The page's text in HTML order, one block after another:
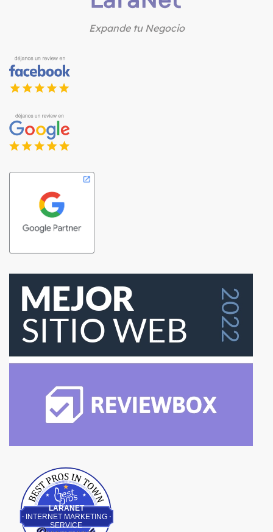
Expande tu Negocio
LARANET
INTERNET MARKETING
SERVICE
Best Pros In Town